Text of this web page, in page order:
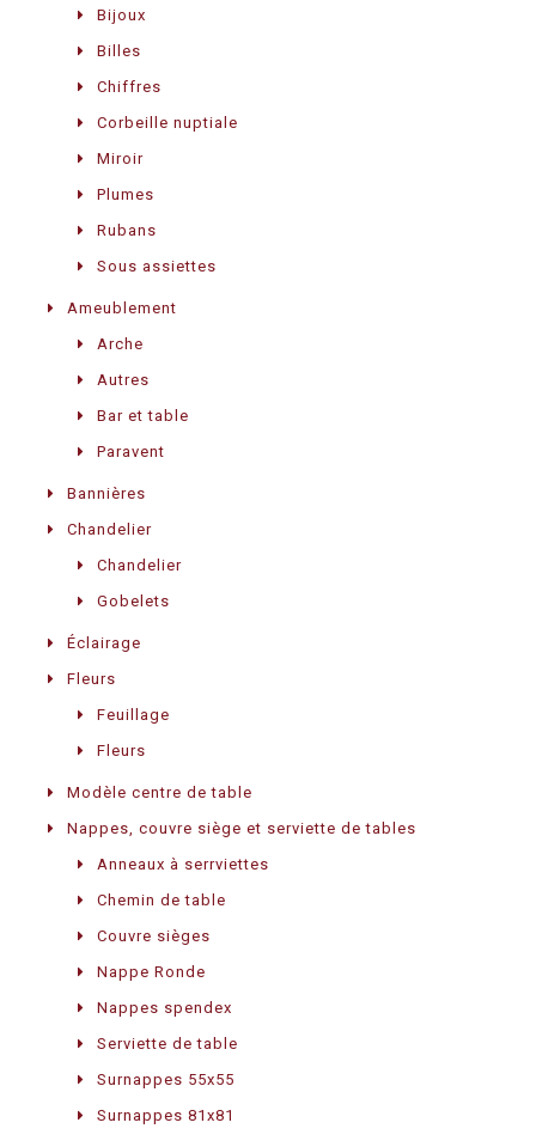
Bijoux
Billes
Chiffres
Corbeille nuptiale
Miroir
Plumes
Rubans
Sous assiettes
Ameublement
Arche
Autres
Bar et table
Paravent
Bannières
Chandelier
Chandelier
Gobelets
Éclairage
Fleurs
Feuillage
Fleurs
Modèle centre de table
Nappes, couvre siège et serviette de tables
Anneaux à serrviettes
Chemin de table
Couvre sièges
Nappe Ronde
Nappes spendex
Serviette de table
Surnappes 55x55
Surnappes 81x81